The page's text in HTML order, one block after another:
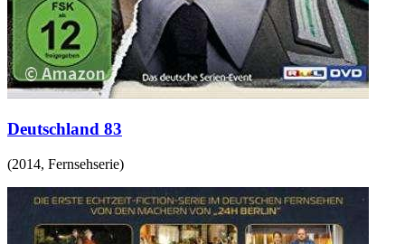
Deutschland 83
(2014, Fernsehserie)